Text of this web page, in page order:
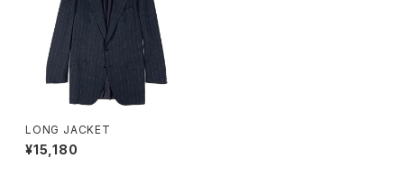
LONG JACKET
¥15,180